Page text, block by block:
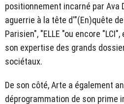
positionnement incarné par Ava
aguerrie à la tête d'"(En)quête
Parisien", "ELLE "ou encore
son expertise des grands
sociétaux.
De son côté, Arte a également
déprogrammation de son prime